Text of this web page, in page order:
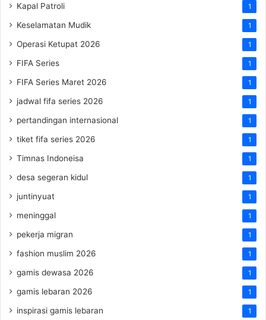
Kapal Patroli 1
Keselamatan Mudik 1
Operasi Ketupat 2026 1
FIFA Series 1
FIFA Series Maret 2026 1
jadwal fifa series 2026 1
pertandingan internasional 1
tiket fifa series 2026 1
Timnas Indoneisa 1
desa segeran kidul 1
juntinyuat 1
meninggal 1
pekerja migran 1
fashion muslim 2026 1
gamis dewasa 2026 1
gamis lebaran 2026 1
inspirasi gamis lebaran 1